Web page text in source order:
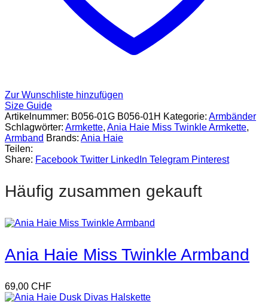
Zur Wunschliste hinzufügen
Size Guide
Artikelnummer: B056-01G B056-01H Kategorie: Armbänder
Schlagwörter: Armkette, Ania Haie Miss Twinkle Armkette,
Armband Brands: Ania Haie
Teilen:
Share: Facebook Twitter LinkedIn Telegram Pinterest
Häufig zusammen gekauft
Ania Haie Miss Twinkle Armband
69,00 CHF